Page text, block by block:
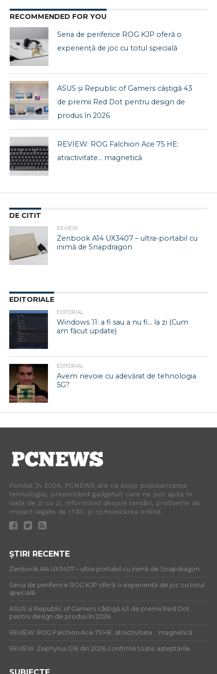
RECOMMENDED FOR YOU
Seria de periferice ROG KJP oferă o
experiență de joc cu totul specială
ASUS și Republic of Gamers câștigă 43
de premii Red Dot pentru design de
produs în 2026
REVIEW: ROG Falchion Ace 75 HE:
atractivitate… magnetică
DE CITIT
REVIEW
Zenbook A14 UX3407 – ultra-portabil cu
inimă de Snapdragon
EDITORIALE
EDITORIAL
Windows 11: a fi sau a nu fi… la zi (Cum
am făcut update)
EDITORIAL
Avem nevoie cu adevărat de tehnologia
5G?
Fondat în 2004, PCNEWS are ca scop popularizarea
tehnologiei, prezentând gadgeturi care ne pot ajuta în
viața de zi cu zi, informând despre lansări, probleme de
impact legate de IT&C și comunicarea online.
ȘTIRI RECENTE
Zenbook A14 UX3407 – ultra-portabil cu inimă de Snapdragon
Seria de periferice ROG KJP oferă o experiență de joc cu totul
specială
ASUS și Republic of Gamers câștigă 43 de premii Red Dot
pentru design de produs în 2026
REVIEW: ROG Falchion Ace 75 HE: atractivitate… magnetică
REVIEW: Zephyrus G16 din 2026 confirmă toate așteptările